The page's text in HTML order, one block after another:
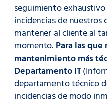
seguimiento
incidencias de nuestros
mantener al cliente al
momento.Para las
mantenimiento más
Departamento IT
departamento técnico
incidencias de modo